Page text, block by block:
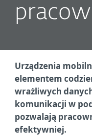
Urządzenia
elementem
wrażliwych
komunikacji w
pozwalają
efektywniej.